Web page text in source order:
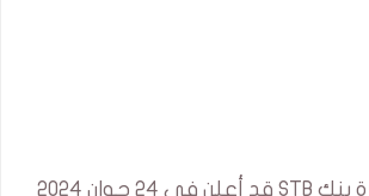
وكان مجلس إدارة بنك STB قد أعلن في 24 جوان 2024